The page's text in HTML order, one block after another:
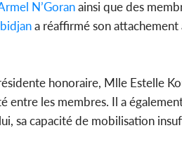
N’Goranainsi que des
a réaffirmé son attachement
honoraire, Mlle Estelle
entre les membres. Il a
sa capacité de mobilisation